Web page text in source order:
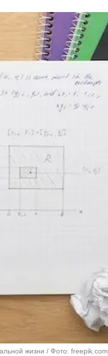
жизни / Фото: freepik.com